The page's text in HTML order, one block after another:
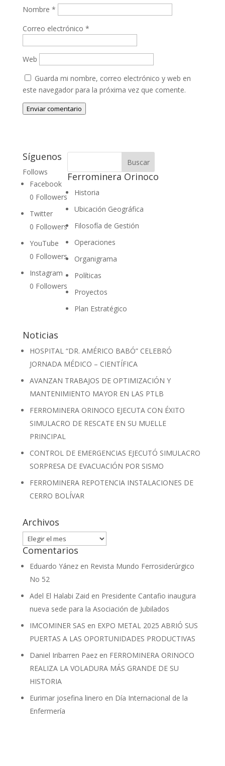
Nombre *
Correo electrónico *
Web
Guarda mi nombre, correo electrónico y web en
este navegador para la próxima vez que comente.
Enviar comentario
Síguenos
Follows
Facebook
0 Followers
Twitter
0 Followers
YouTube
0 Followers
Instagram
0 Followers
Ferrominera Orinoco
Historia
Ubicación Geográfica
Filosofía de Gestión
Operaciones
Organigrama
Políticas
Proyectos
Plan Estratégico
Noticias
HOSPITAL “DR. AMÉRICO BABÓ” CELEBRÓ
JORNADA MÉDICO – CIENTÍFICA
AVANZAN TRABAJOS DE OPTIMIZACIÓN Y
MANTENIMIENTO MAYOR EN LAS PTLB
FERROMINERA ORINOCO EJECUTA CON ÉXITO
SIMULACRO DE RESCATE EN SU MUELLE
PRINCIPAL
CONTROL DE EMERGENCIAS EJECUTÓ SIMULACRO
SORPRESA DE EVACUACIÓN POR SISMO
FERROMINERA REPOTENCIA INSTALACIONES DE
CERRO BOLÍVAR
Archivos
Archivos
Comentarios
Eduardo Yánezen Revista Mundo Ferrosiderúrgico
No 52
Adel El Halabi Zaid en Presidente Cantafio inaugura
nueva sede para la Asociación de Jubilados
IMCOMINER SAS en EXPO METAL 2025 ABRIÓ SUS
PUERTAS A LAS OPORTUNIDADES PRODUCTIVAS
Daniel Iribarren Paezen FERROMINERA ORINOCO
REALIZA LA VOLADURA MÁS GRANDE DE SU
HISTORIA
Eurimar josefina linero en Día Internacional de la
Enfermería